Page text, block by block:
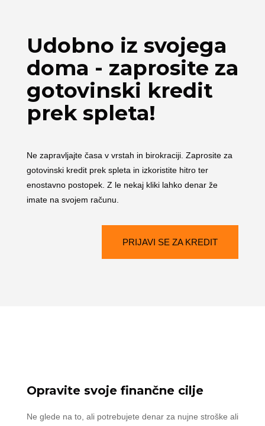
Udobno iz svojega
doma - zaprosite za
gotovinski kredit
prek spleta!
Ne zapravljajte časa v vrstah in birokraciji. Zaprosite za
gotovinski kredit prek spleta in izkoristite hitro ter
enostavno postopek. Z le nekaj kliki lahko denar že
imate na svojem računu.
PRIJAVI SE ZA KREDIT
Opravite svoje finančne cilje
Ne glede na to, ali potrebujete denar za nujne stroške ali